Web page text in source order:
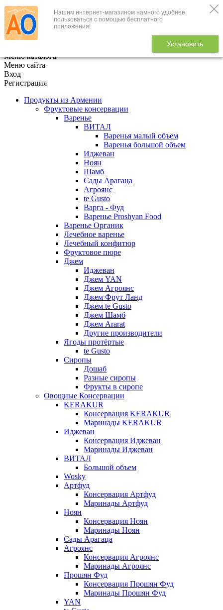
Нашим интернет-магазином намного удобнее
пользоваться с помощью бесплатного
приложения!
Установить
+7 (495) 646-888-1
В корзине
Меню каталога
Меню сайта
Вход
Регистрация
Продукты из Армении
Фруктовые консервации
Варенье
ВИТАЛ
Варенья малый объем
Варенья большой объем
Иджеван
Ноян
Шамб
Сады Арагаца
Агроянс
te Gusto
Варга - Фуд
Варенье Proshyan Food
Варенье Органик
Лечебное варенье
Лечебный конфитюр
Фруктовое пюре
Джем
Иджеван
Джем YAN
Джем Агроянс
Джем Фрут Ланд
Джем te Gusto
Джем Шамб
Джем Ararat
Другие производители
Ягоды протёртые
te Gusto
Сиропы
Дошаб
Разные сиропы
Фрукты в сиропе
Овощные Консервации
KERAKUR
Консервация KERAKUR
Маринады KERAKUR
Иджеван
Консервация Иджеван
Маринады Иджеван
ВИТАЛ
Большой объем
Wosky
Артфуд
Консервация Артфуд
Маринады Артфуд
Ноян
Консервация Ноян
Маринады Ноян
Сады Арагаца
Агроянс
Консервация Агроянс
Маринады Агроянс
Прошян Фуд
Консервация Прошян Фуд
Маринады Прошян Фуд
YAN